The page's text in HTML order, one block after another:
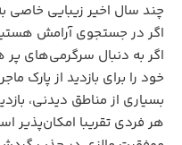
چند سال اخیر زیبایی
اگر در جستجوی آرامش
اگر به دنبال سرگرمی‌های
خود را برای بازدید از پارک
بسیاری از مناطق دیدنی،
هر فردی تقریبا امکان‌پذیر